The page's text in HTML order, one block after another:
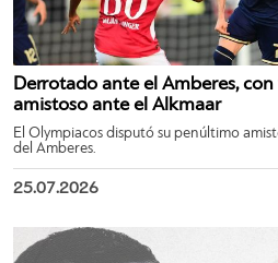
Derrotado ante el Amberes,
amistoso ante el Alkmaar
El Olympiacos disputó su penúltimo
del Amberes.
25.07.2026